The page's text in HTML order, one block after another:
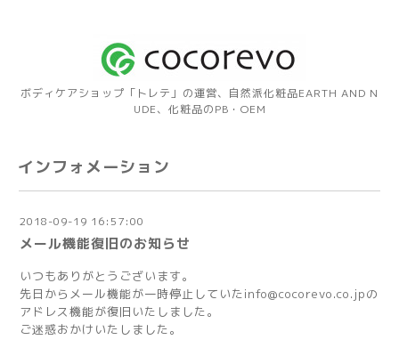
ボディケアショップ「トレテ」の運営、自然派化粧品EARTH AND N
UDE、化粧品のPB・OEM
インフォメーション
2018-09-19 16:57:00
メール機能復旧のお知らせ
いつもありがとうございます。
先日からメール機能が一時停止していたinfo@cocorevo.co.jpの
アドレス機能が復旧いたしました。
ご迷惑おかけいたしました。